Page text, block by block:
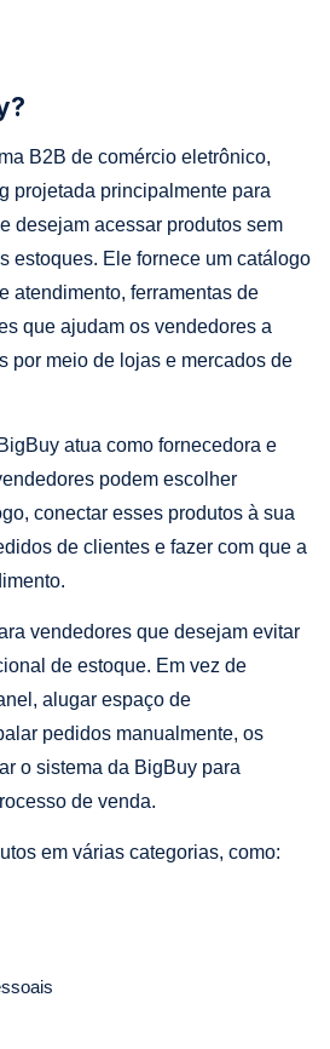
B2B de comércio eletrônico,
projetada principalmente para
desejam acessar produtos sem
estoques. Ele fornece um catálogo
atendimento, ferramentas de
que ajudam os vendedores a
por meio de lojas e mercados de
atua como fornecedora e
podem escolher
conectar esses produtos à sua
de clientes e fazer com que a
vendedores que desejam evitar
de estoque. Em vez de
alugar espaço de
pedidos manualmente, os
o sistema da BigBuy para
de venda.
em várias categorias, como: